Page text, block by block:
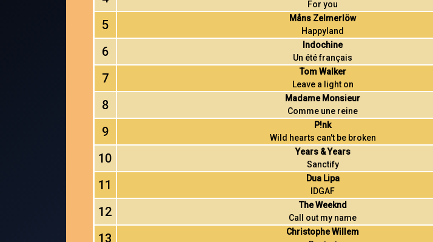
For you
5
Måns Zelmerlöw
Happyland
6
Indochine
Un été français
7
Tom Walker
Leave a light on
8
Madame Monsieur
Comme une reine
9
P!nk
Wild hearts can't be broken
10
Years & Years
Sanctify
11
Dua Lipa
IDGAF
12
The Weeknd
Call out my name
13
Christophe Willem